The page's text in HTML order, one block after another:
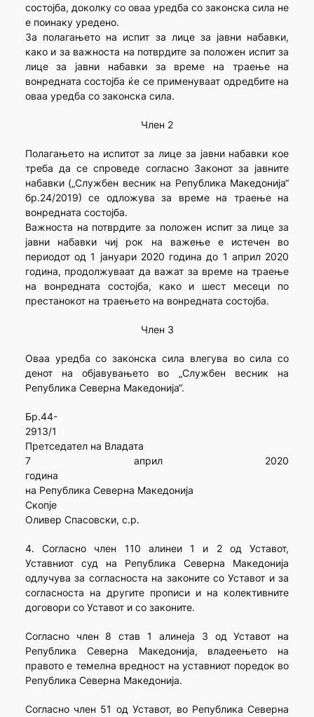
состојба, доколку со оваа уредба со законска сила не
е поинаку уредено.
За полагањето на испит за лице за јавни набавки,
како и за важноста на потврдите за положен испит за
лице за јавни набавки за време на траење на
вонредната состојба ќе се применуваат одредбите на
оваа уредба со законска сила.
Член 2
Полагањето на испитот за лице за јавни набавки кое
треба да се спроведе согласно Законот за јавните
набавки („Службен весник на Република Македонија“
бр.24/2019) се одложува за време на траење на
вонредната состојба.
Важноста на потврдите за положен испит за лице за
јавни набавки чиј рок на важење е истечен во
периодот од 1 јануари 2020 година до 1 април 2020
година, продолжуваат да важат за време на траење
на вонредната состојба, како и шест месеци по
престанокот на траењето на вонредната состојба.
Член 3
Оваа уредба со законска сила влегува во сила со
денот на објавувањето во „Службен весник на
Република Северна Македонија“.
Бр.44-
Претседател на Владата
7 април 2020
на Република Северна Македонија
Оливер Спасовски, с.р.
4. Согласно член 110 алинеи 1 и 2 од Уставот,
Уставниот суд на Република Северна Македонија
одлучува за согласноста на законите со Уставот и за
согласноста на другите прописи и на колективните
договори со Уставот и со законите.
Согласно член 8 став 1 алинеја 3 од Уставот на
Република Северна Македонија, владеењето на
правото е темелна вредност на уставниот поредок во
Република Северна Македонија.
Согласно член 51 од Уставот, во Република Северна